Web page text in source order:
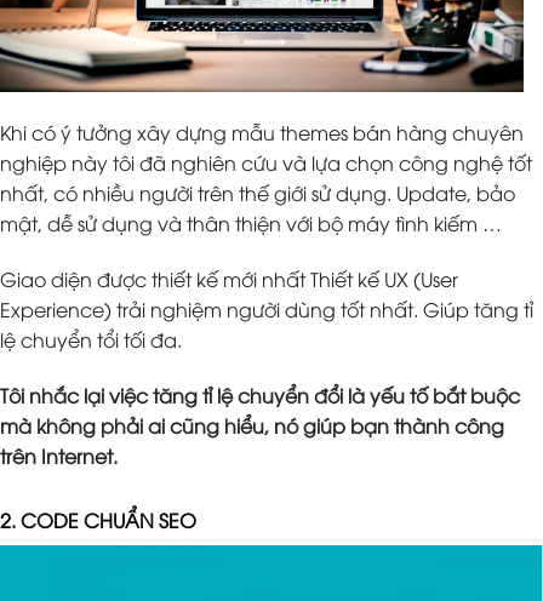
Khi có ý tưởng xây dựng mẫu themes bán hàng chuyên
nghiệp này tôi đã nghiên cứu và lựa chọn công nghệ tốt
nhất, có nhiều người trên thế giới sử dụng. Update, bảo
mật, dễ sử dụng và thân thiện với bộ máy tình kiếm …
Giao diện được thiết kế mới nhất Thiết kế UX (User
Experience) trải nghiệm người dùng tốt nhất. Giúp tăng tỉ
lệ chuyển tổi tối đa.
Tôi nhắc lại việc tăng tỉ lệ chuyển đổi là yếu tố bắt buộc
mà không phải ai cũng hiểu, nó giúp bạn thành công
trên Internet.
2. CODE CHUẨN SEO